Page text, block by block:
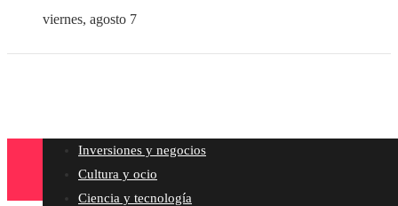
viernes, agosto 7
Inversiones y negocios
Cultura y ocio
Ciencia y tecnología